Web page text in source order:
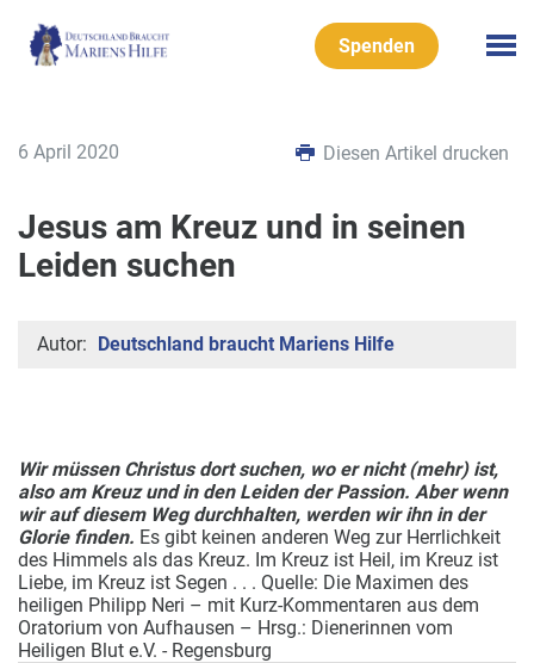
Spenden
6 April 2020 Diesen Artikel drucken
Jesus am Kreuz und in seinen
Leiden suchen
Autor: Deutschland braucht Mariens Hilfe
Wir müssen Christus dort suchen, wo er nicht (mehr) ist,
also am Kreuz und in den Leiden der Passion. Aber wenn
wir auf diesem Weg durchhalten, werden wir ihn in der
Glorie finden. Es gibt keinen anderen Weg zur Herrlichkeit
des Himmels als das Kreuz. Im Kreuz ist Heil, im Kreuz ist
Liebe, im Kreuz ist Segen . . . Quelle: Die Maximen des
heiligen Philipp Neri – mit Kurz-Kommentaren aus dem
Oratorium von Aufhausen – Hrsg.: Dienerinnen vom
Heiligen Blut e.V. - Regensburg